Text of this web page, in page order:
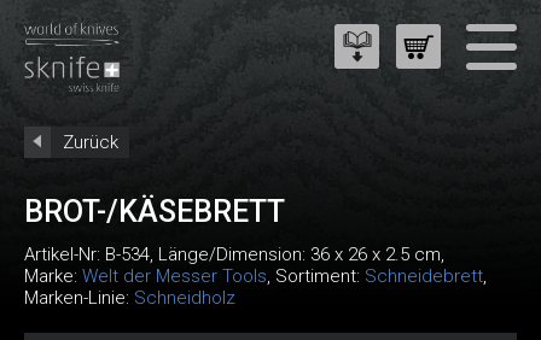
Zurück
BROT-/KÄSEBRETT
Artikel-Nr: B-534, Länge/Dimension: 36 x 26 x 2.5 cm,
Marke: Welt der Messer Tools, Sortiment: Schneidebrett,
Marken-Linie: Schneidholz